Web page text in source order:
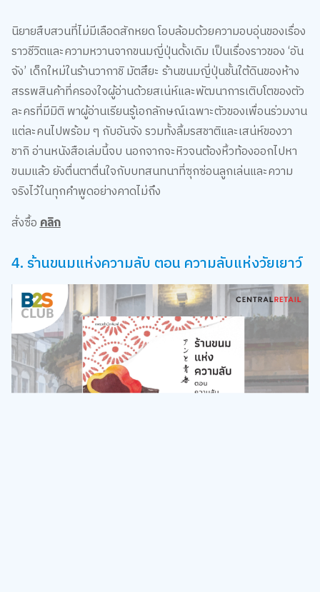
นิยายสืบสวนที่ไม่มีเลือดสักหยด โอบล้อมด้วยความอบอุ่นของเรื่อง
ราวชีวิตและความหวานจากขนมญี่ปุ่นดั้งเดิม เป็นเรื่องราวของ ‘อัน
จัง’ เด็กใหม่ในร้านวากาชิ มัตสึยะ ร้านขนมญี่ปุ่นชั้นใต้ดินของห้าง
สรรพสินค้าที่ครองใจผู้อ่านด้วยสเน่ห์และพัฒนาการเติบโตของตัว
ละครที่มีมิติ พาผู้อ่านเรียนรู้เอกลักษณ์เฉพาะตัวของเพื่อนร่วมงาน
แต่ละคนไปพร้อม ๆ กับอันจัง รวมทั้งลิ้มรสชาติและเสน่ห์ของวา
ชากิ อ่านหนังสือเล่มนี้จบ นอกจากจะหิวจนต้องหิ้วท้องออกไปหา
ขนมแล้ว ยังตื่นตาตื่นใจกับบทสนทนาที่ซุกซ่อนลูกเล่นและความ
จริงไว้ในทุกคำพูดอย่างคาดไม่ถึง
สั่งซื้อคลิก
4. ร้านขนมแห่งความลับ ตอน ความลับแห่งวัยเยาว์